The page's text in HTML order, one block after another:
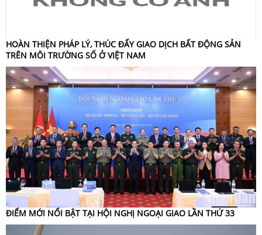
HOÀN THIỆN PHÁP LÝ, THÚC ĐẨY GIAO DỊCH BẤT ĐỘNG SẢN
TRÊN MÔI TRƯỜNG SỐ Ở VIỆT NAM
ĐIỂM MỚI NỔI BẬT TẠI HỘI NGHỊ NGOẠI GIAO LẦN THỨ 33